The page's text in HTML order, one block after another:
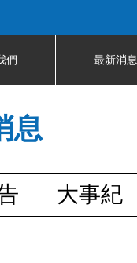
們 最新消息
息
大事紀